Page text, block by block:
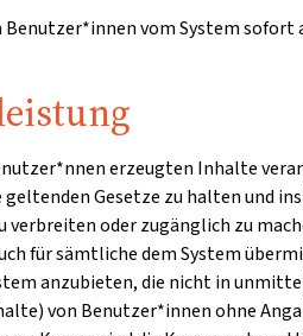
vom System
erzeugten Inhalte
Gesetze zu halten und
oder zugänglich zu
für sämtliche dem System
anzubieten, die nicht in
von Benutzer*innen ohne